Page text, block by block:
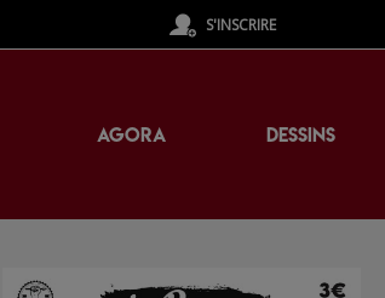
S'INSCRIRE
AGORA DESSINS